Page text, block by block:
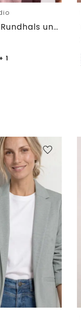
T-Shirt mit Rundhals und Embroidery-Detail
+ 1